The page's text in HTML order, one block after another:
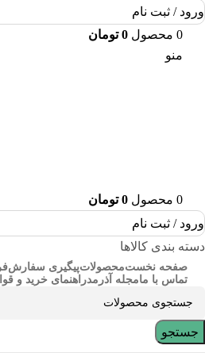
ورود / ثبت نام
0 محصول 0 تومان
منو
0 محصول 0 تومان
ورود / ثبت نام
دسته بندی کالاها
صفحه نخستمحصولاتپیگیری سفارش
تماس با مامجله آذرمدراهنمای خرید و
جستجو